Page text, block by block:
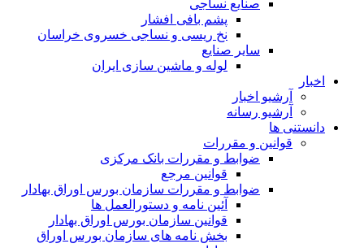
صنایع نساجی
پشم بافی افشار
نخ ریسی و نساجی خسروی خراسان
سایر صنایع
لوله و ماشین سازی ایران
اخبار
آرشیو اخبار
آرشیو رسانه
دانستنی ها
قوانین و مقررات
ضوابط و مقررات بانک مرکزی
قوانين مرجع
ضوابط و مقررات سازمان بورس اوراق بهادار
آئین نامه و دستورالعمل ها
قوانین سازمان بورس اوراق بهادار
بخش نامه های سازمان بورس اوراق